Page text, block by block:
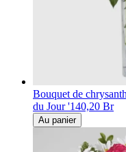
Bouquet de
du Jour '140,20 Br
Au panier